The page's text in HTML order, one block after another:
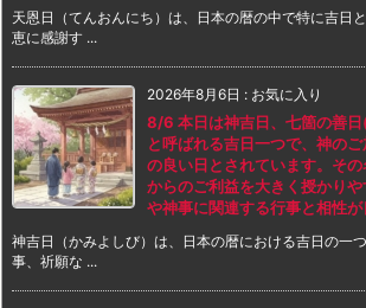
天恩日（てんおんにち）は、日本の暦の中で特に吉日
恵に感謝す ...
2026年8月6日 : お気に入り
8/6 本日は神吉日、七箇の善日
と呼ばれる吉日一つで、神の
の良い日とされています。そ
からのご利益を大きく授かり
や神事に関連する行事と相性が
神吉日（かみよしび）は、日本の暦における吉日の一
事、祈願な ...